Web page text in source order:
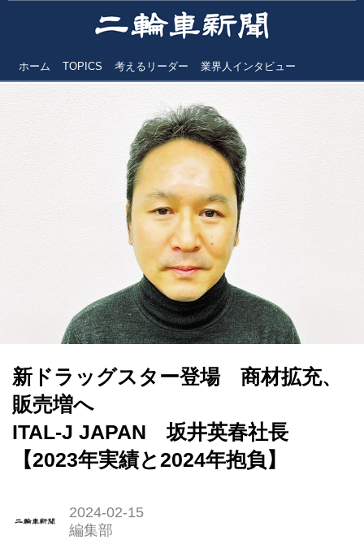
ホーム TOPICS 考えるリーダー 業界人インタビュー
新ドラッグスター登場 商材拡充、
販売増へ
ITAL‐J JAPAN 坂井英春社長
【2023年実績と2024年抱負】
2024-02-15
編集部